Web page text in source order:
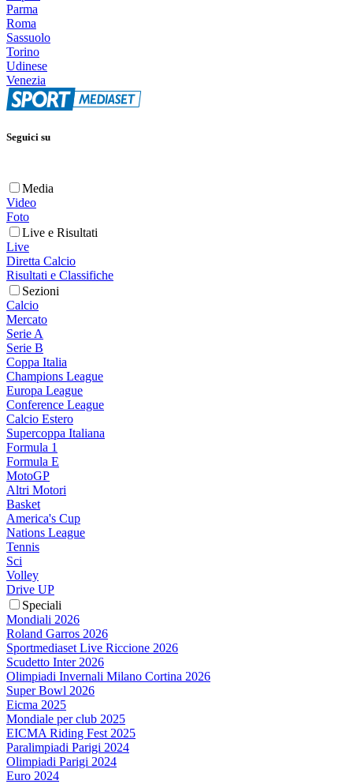
Parma
Roma
Sassuolo
Torino
Udinese
Venezia
Seguici su
Media
Video
Foto
Live e Risultati
Live
Diretta Calcio
Risultati e Classifiche
Sezioni
Calcio
Mercato
Serie A
Serie B
Coppa Italia
Champions League
Europa League
Conference League
Calcio Estero
Supercoppa Italiana
Formula 1
Formula E
MotoGP
Altri Motori
Basket
America's Cup
Nations League
Tennis
Sci
Volley
Drive UP
Speciali
Mondiali 2026
Roland Garros 2026
Sportmediaset Live Riccione 2026
Scudetto Inter 2026
Olimpiadi Invernali Milano Cortina 2026
Super Bowl 2026
Eicma 2025
Mondiale per club 2025
EICMA Riding Fest 2025
Paralimpiadi Parigi 2024
Olimpiadi Parigi 2024
Euro 2024